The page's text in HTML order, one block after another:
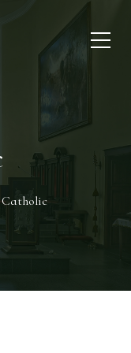
Catholic